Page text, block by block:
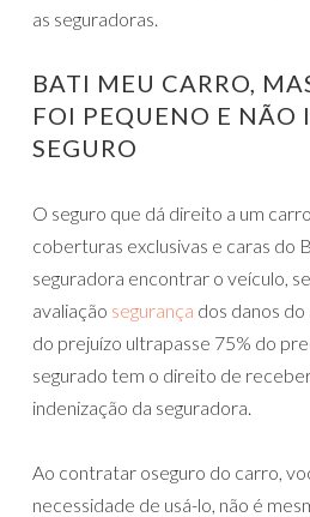
as seguradoras.
BATI MEU CARRO,
FOI PEQUENO E NÃO
SEGURO
O seguro que dá direito a um
coberturas exclusivas e caras do
seguradora encontrar o veículo,
avaliação segurança dos danos
do prejuízo ultrapasse 75% do
segurado tem o direito de
indenização da seguradora.
Ao contratar oseguro do carro,
necessidade de usá-lo, não é